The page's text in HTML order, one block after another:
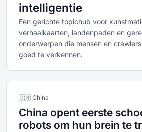
intelligentie
Een gerichte topichub voor
verhaalkaarten, landenpaden en
onderwerpen die mensen en
goed te verkennen.
🇨🇳 China
China opent eerste
robots om hun brein te